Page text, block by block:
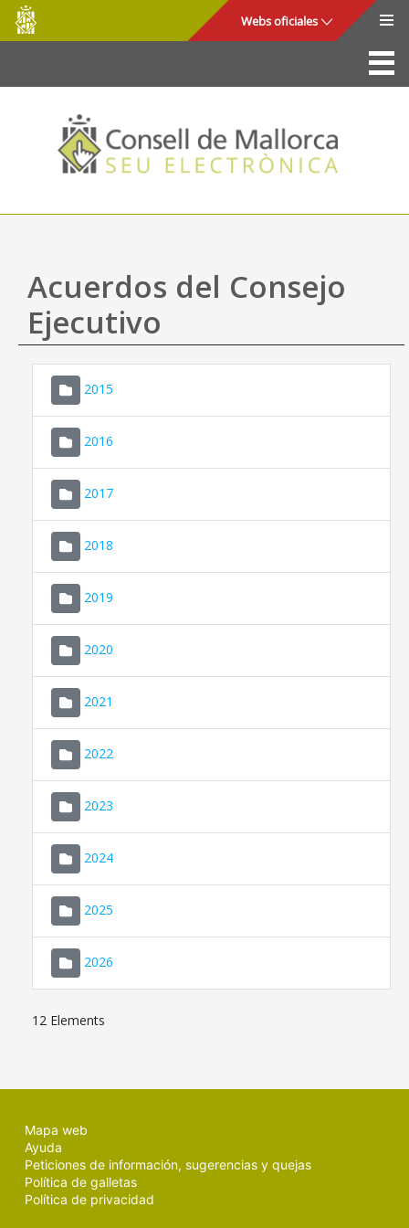
Saltar al contenido principal
Consell
de
Mallorca
Webs oficiales
La Sede
Consejo de Mallorca
Acceso y seguridad
Utilidades
Mapa web
Ayuda
Acuerdos del Consejo
Ejecutivo
2015
2016
2017
2018
2019
2020
2021
2022
2023
2024
2025
2026
12 Elements
Mapa web
Ayuda
Peticiones de información, sugerencias y quejas
Política de galletas
Política de privacidad